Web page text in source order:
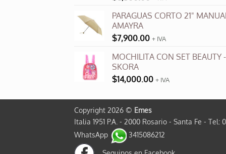
PARAGUAS CORTO 21"
AMAYRA
$7,900.00 + IVA
MOCHILITA CON SET BEAUTY -
SKORA
$14,000.00 + IVA
Copyright 2026 © Emes
Italia 1951 P.A. - 2000 Rosario - Santa Fe - Tel:
WhatsApp
3415086212